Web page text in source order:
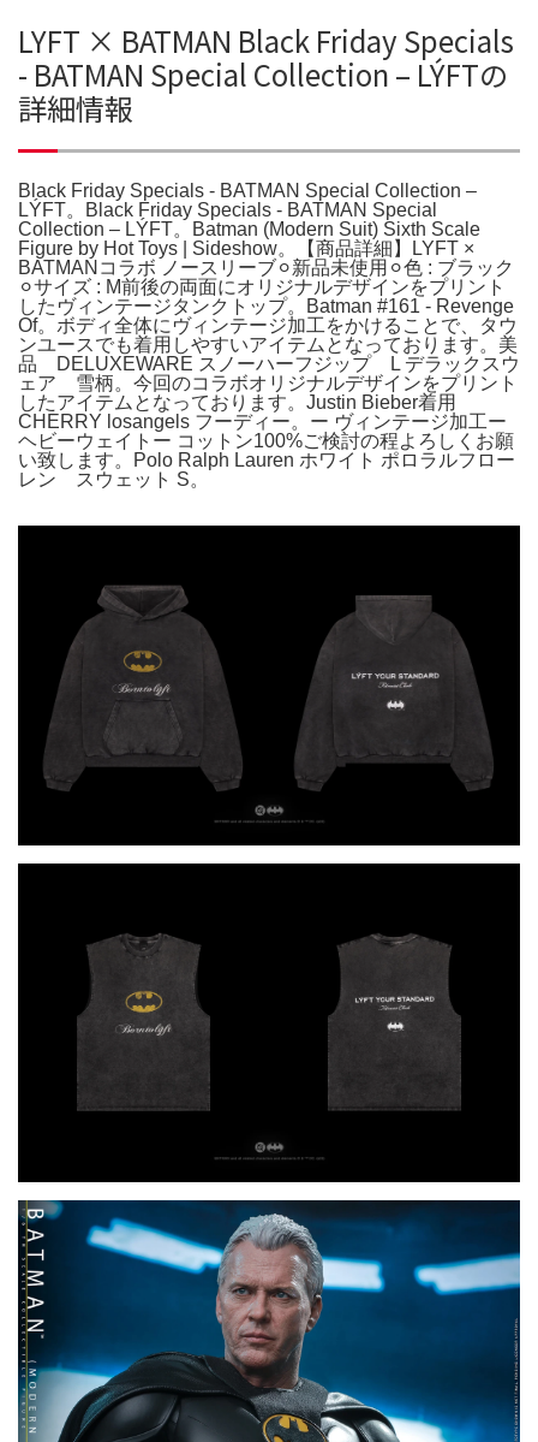
LYFT × BATMAN Black Friday Specials
- BATMAN Special Collection – LÝFTの
詳細情報
Black Friday Specials - BATMAN Special Collection –
LÝFT。Black Friday Specials - BATMAN Special
Collection – LÝFT。Batman (Modern Suit) Sixth Scale
Figure by Hot Toys | Sideshow。【商品詳細】LYFT ×
BATMANコラボ ノースリーブ⚪︎新品未使用⚪︎色 : ブラック
⚪︎サイズ : M前後の両面にオリジナルデザインをプリント
したヴィンテージタンクトップ。Batman #161 - Revenge
Of。ボディ全体にヴィンテージ加工をかけることで、タウ
ンユースでも着用しやすいアイテムとなっております。美
品 DELUXEWARE スノーハーフジップ L デラックスウ
ェア 雪柄。今回のコラボオリジナルデザインをプリント
したアイテムとなっております。Justin Bieber着用
CHERRY losangels フーディー。ー ヴィンテージ加工ー
ヘビーウェイトー コットン100%ご検討の程よろしくお願
い致します。Polo Ralph Lauren ホワイト ポロラルフロー
レン スウェット S。